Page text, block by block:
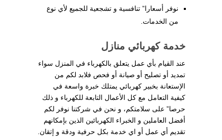
نوفر أسعارا” تنافسية و تشجعية للجميع لأي نوع
من الخدمات.
خدمة كهربائي منازل
عند القيام بأي عمل يتعلق بالكهرباء في المنزل سواء
تمديد أو تصليح أو صيانة أو فحص فلابد لكم من
الإستعانة بخبير كهربائي يمتلك خبرة واسعة في
كيفية التعامل مع كل الأعمال التابعة للكهرباء و ذلك
حرصا” على سلامتكم، و نحن في شركتنا نوفر لكم
أفضل العاملين و الخبراء الكهربائين الذين بإمكانهم
تقديم أي عمل أو اي خدمة بكل حرفية ودقة و إتقان.